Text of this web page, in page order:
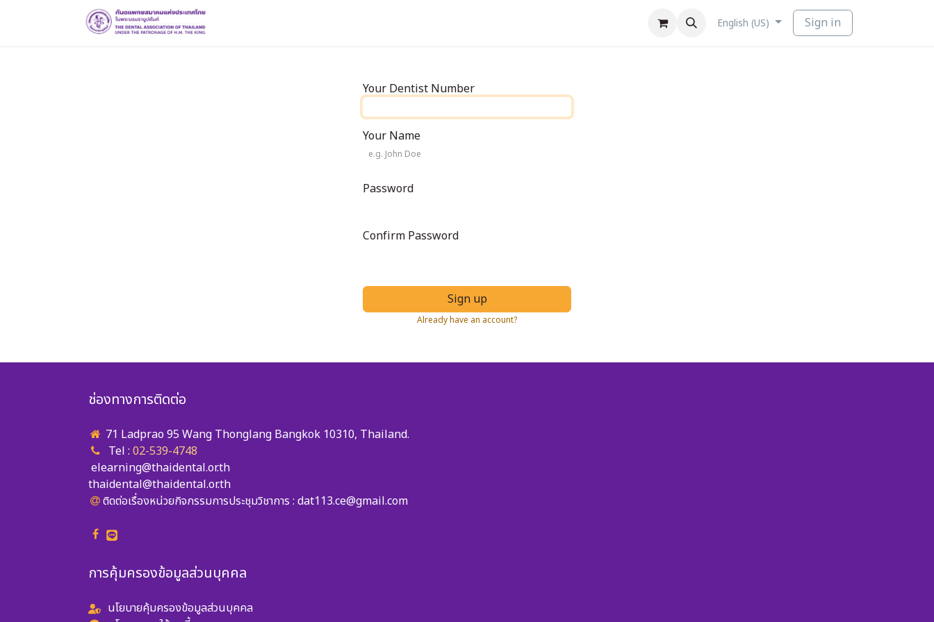
English (US) Sign in
Your Dentist Number
Your Name
Password
Confirm Password
Sign up
Already have an account?
ช่องทางการติดต่อ
นโยบายคุ้มครองข้อมูลส่วนบุคคล
การคุ้มครองข้อมูลส่วนบุคคล
71 Ladprao 95 Wang Thonglang Bangkok 10310, Thailand.
Tel : 02-539-4748
elearning@thaidental.or.th
thaidental@thaidental.or.th
ติดต่อเรื่องหน่วยกิจกรรมการประชุมวิชาการ : dat113.ce@gmail.com